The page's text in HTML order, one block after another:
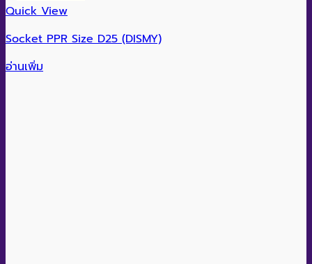
Quick View
Socket PPR Size D25 (DISMY)
อ่านเพิ่ม